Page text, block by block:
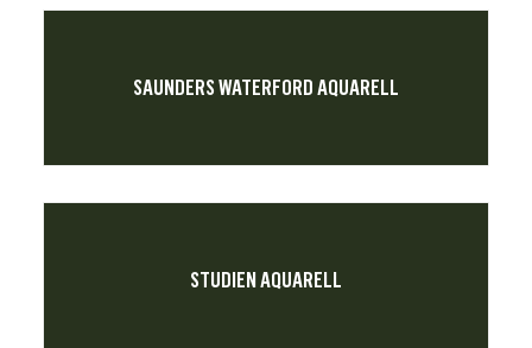
SAUNDERS WATERFORD AQUARELL
STUDIEN AQUARELL